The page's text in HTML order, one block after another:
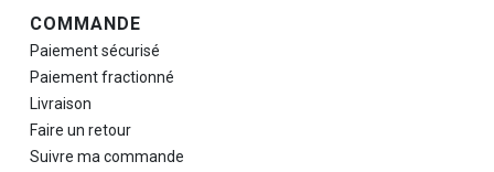
COMMANDE
Paiement sécurisé
Paiement fractionné
Livraison
Faire un retour
Suivre ma commande